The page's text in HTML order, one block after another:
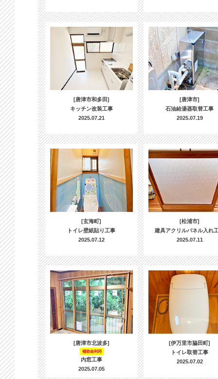
[唐津市和多田]
キッチン改装工事
2025.07.21
[唐津市]
石油給湯器取替工事
2025.07.19
[玄海町]
トイレ壁紙貼り工事
2025.07.12
[松浦市]
建具アクリルパネル入れ
2025.07.11
[唐津市北波多]
補助金利用
内窓工事
2025.07.05
[伊万里市脇田町]
トイレ取替工事
2025.07.02